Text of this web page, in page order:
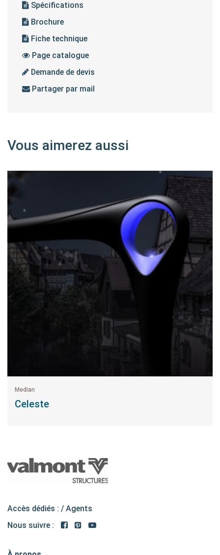
Spécifications
Brochure
Fiche technique
Page catalogue
Demande de devis
Partager par mail
Vous aimerez aussi
Median
Celeste
Accès dédiés : / Agents
Nous suivre :